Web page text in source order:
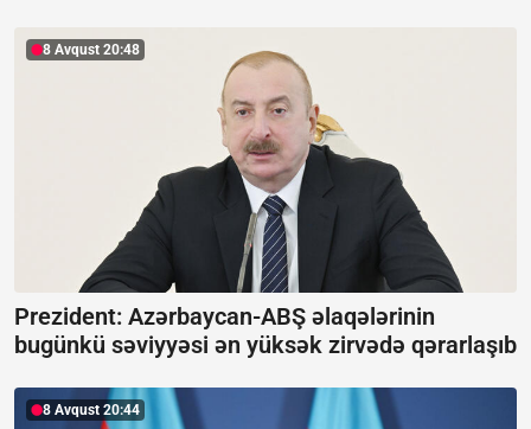
8 Avqust 20:48
Prezident: Azərbaycan-ABŞ əlaqələrinin
bugünkü səviyyəsi ən yüksək zirvədə qərarlaşıb
8 Avqust 20:44